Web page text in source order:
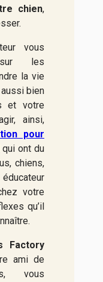
chien,
vous
les
la vie
bien
et votre
ainsi,
pour
qui ont du
chiens,
votre
qu’il
Factory
ami de
vous